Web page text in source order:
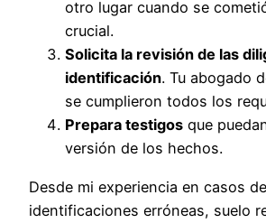
otro lugar cuando se
crucial.
Solicita la revisión de las
identificación. Tu abogado
se cumplieron todos los
Prepara testigos que
versión de los hechos.
Desde mi experiencia en casos de
identificaciones erróneas, suelo